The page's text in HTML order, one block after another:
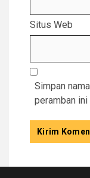
Situs Web
Simpan
peramban